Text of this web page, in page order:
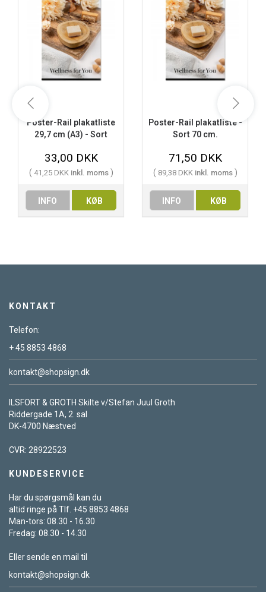
Poster-Rail plakatliste
29,7 cm (A3) - Sort
33,00 DKK
( 41,25 DKK inkl. moms )
INFO KØB
Poster-Rail plakatliste -
Sort 70 cm.
71,50 DKK
( 89,38 DKK inkl. moms )
INFO KØB
KONTAKT
Telefon:
+ 45 8853 4868
kontakt@shopsign.dk
ILSFORT & GROTH Skilte v/Stefan Juul Groth
Riddergade 1A, 2. sal
DK-4700 Næstved
CVR: 28922523
KUNDESERVICE
Har du spørgsmål kan du
altid ringe på Tlf. +45 8853 4868
Man-tors: 08.30 - 16.30
Fredag: 08.30 - 14.30
Eller sende en mail til
kontakt@shopsign.dk